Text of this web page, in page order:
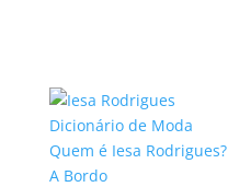
Dicionário de Moda
Quem é Iesa Rodrigues?
A Bordo